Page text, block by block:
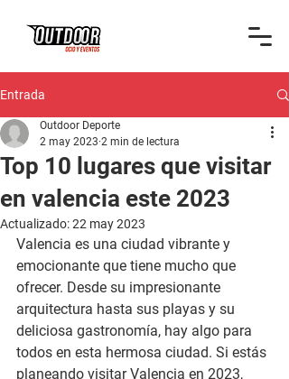
Entrada
Top 10 lugares que visitar
en valencia este 2023
Outdoor Deporte
2 may 2023 2 min de lectura
Actualizado:22 may 2023
Valencia es una ciudad vibrante y
emocionante que tiene mucho que
ofrecer. Desde su impresionante
arquitectura hasta sus playas y su
deliciosa gastronomía, hay algo para
todos en esta hermosa ciudad. Si estás
planeando visitar Valencia en 2023,